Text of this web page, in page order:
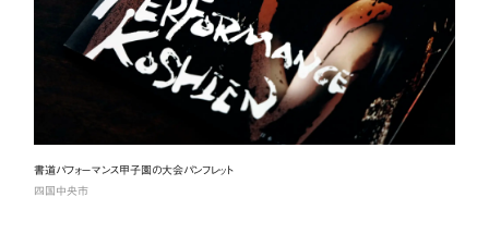
書道パフォーマンス甲子園の大会パンフレット
四国中央市